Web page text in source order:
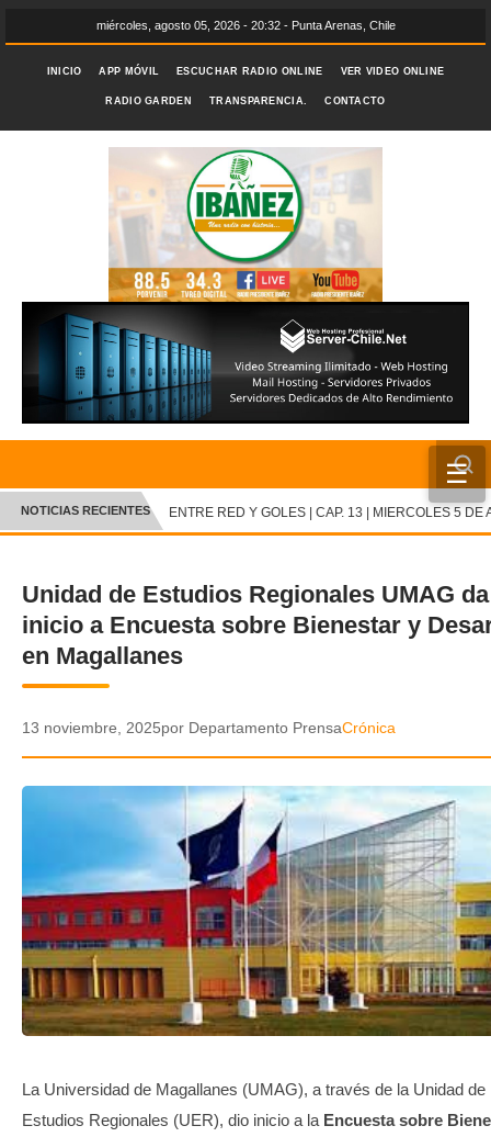
miércoles, agosto 05, 2026 - 20:32 - Punta Arenas, Chile
INICIO APP MÓVIL ESCUCHAR RADIO ONLINE VER VIDEO ONLINE
RADIO GARDEN TRANSPARENCIA. CONTACTO
☰
INICIO
CRÓNICA
DEPORTES
ENTRETENIMIENTO Y CULTURA
AUDIOS
GALERIA DE FOTOS
APP MÓVIL
TRANSPARENCIA
✕
NOTICIAS RECIENTES ENTRE RED Y GOLES | CAP. 13 | MIERCOLES 5 DE
Unidad de Estudios Regionales UMAG da
inicio a Encuesta sobre Bienestar y
en Magallanes
13 noviembre, 2025por Departamento PrensaCrónica
La Universidad de Magallanes (UMAG), a través de la Unidad de
Estudios Regionales (UER), dio inicio a la Encuesta sobre